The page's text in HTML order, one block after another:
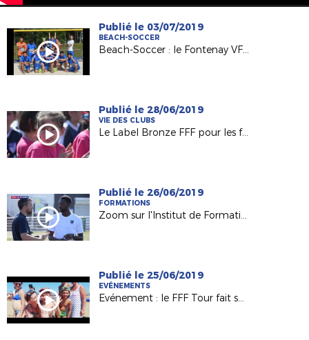
Publié le 03/07/2019
BEACH-SOCCER
Beach-Soccer : le Fontenay VF vise la finale nationale !
Publié le 28/06/2019
VIE DES CLUBS
Le Label Bronze FFF pour les féminines du FC St Sébastien sur Loire
Publié le 26/06/2019
FORMATIONS
Zoom sur l'Institut de Formation de la Ligue des Pays de la Loire
Publié le 25/06/2019
EVÉNEMENTS
Evénement : le FFF Tour fait son grand retour !